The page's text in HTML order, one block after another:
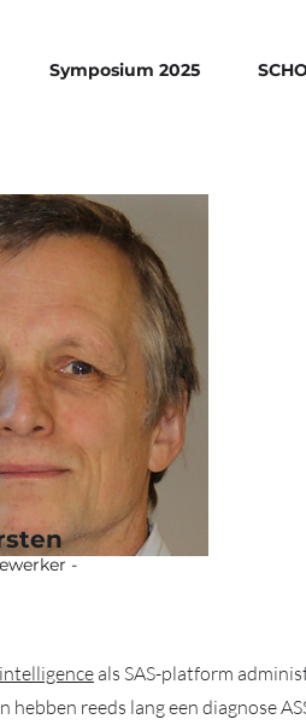
Symposium 2025
-
als SAS-platform
reeds lang een diagnose